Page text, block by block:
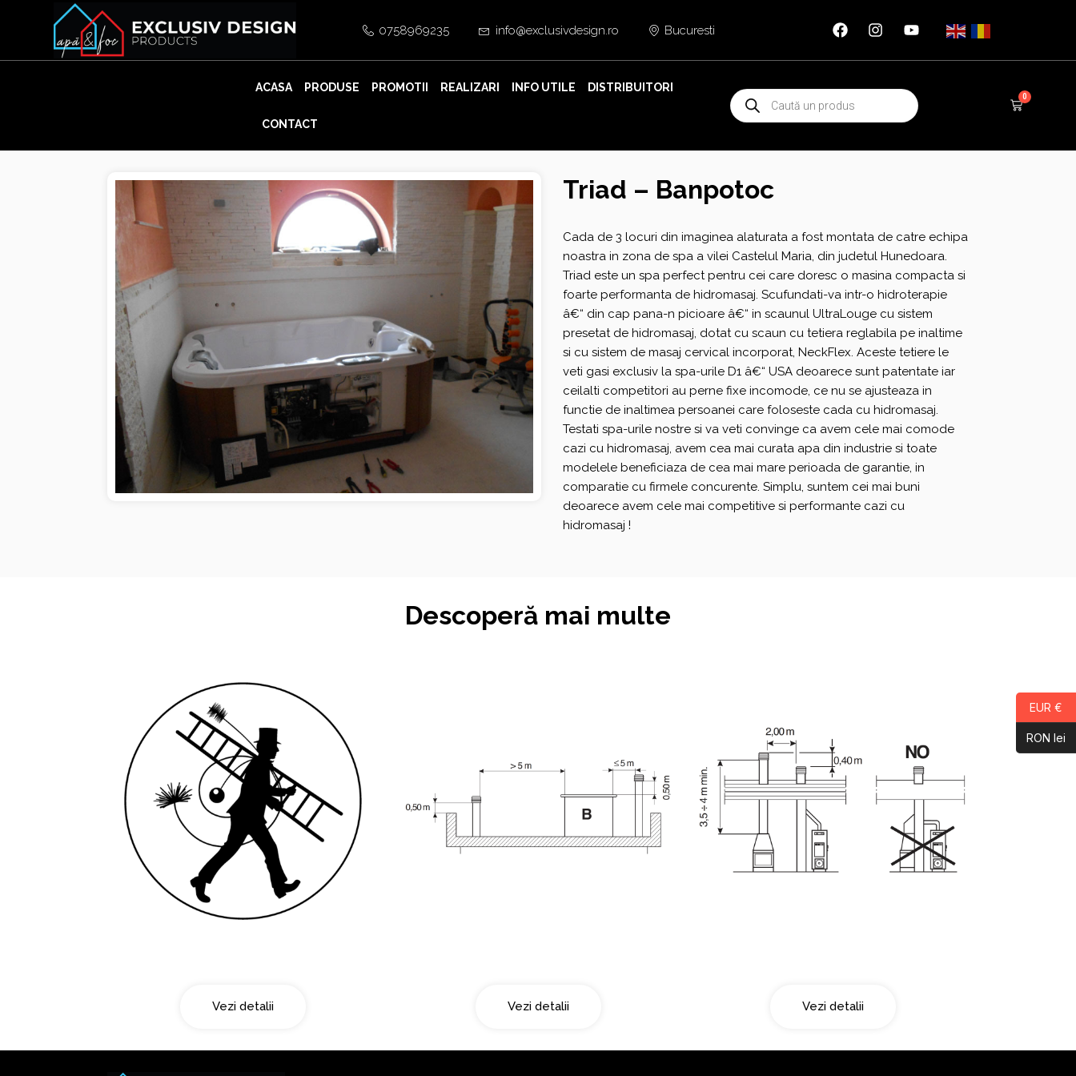
content
0758969235 info@exclusivdesign.ro Bucuresti
ACASA PRODUSE PROMOTII REALIZARI INFO UTILE DISTRIBUITORI
CONTACT
Products
search
0
Cart
Triad – Banpotoc
Cada de 3 locuri din imaginea alaturata a fost montata de catre echipa
noastra in zona de spa a vilei Castelul Maria, din judetul Hunedoara.
Triad este un spa perfect pentru cei care doresc o masina compacta si
foarte performanta de hidromasaj. Scufundati-va intr-o hidroterapie
â€“ din cap pana-n picioare â€“ in scaunul UltraLouge cu sistem
presetat de hidromasaj, dotat cu scaun cu tetiera reglabila pe inaltime
si cu sistem de masaj cervical incorporat, NeckFlex. Aceste tetiere le
veti gasi exclusiv la spa-urile D1 â€“ USA deoarece sunt patentate iar
ceilalti competitori au perne fixe incomode, ce nu se ajusteaza in
functie de inaltimea persoanei care foloseste cada cu hidromasaj.
Testati spa-urile nostre si va veti convinge ca avem cele mai comode
cazi cu hidromasaj, avem cea mai curata apa din industrie si toate
modelele beneficiaza de cea mai mare perioada de garantie, in
comparatie cu firmele concurente. Simplu, suntem cei mai buni
deoarece avem cele mai competitive si performante cazi cu
hidromasaj !
Descoperă mai multe
Vezi detalii Vezi detalii Vezi detalii
EUR €
RON lei